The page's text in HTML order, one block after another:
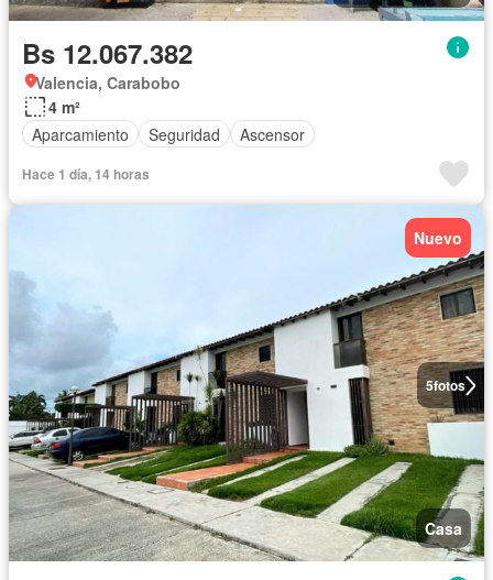
Bs 12.067.382
Valencia, Carabobo
4 m²
Aparcamiento
Seguridad Ascensor
Hace 1 día, 14 horas
5fotos
Nuevo
Casa